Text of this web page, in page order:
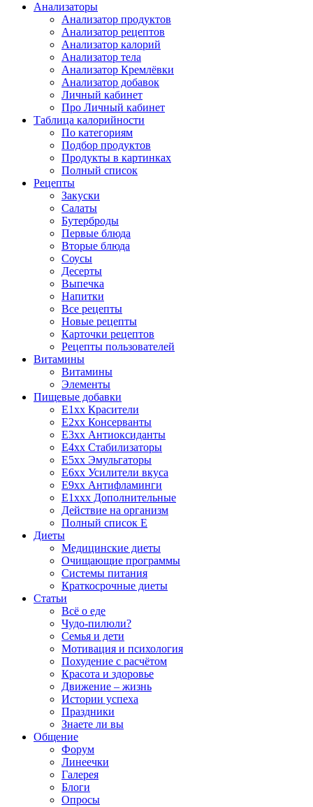
Анализаторы
Анализатор продуктов
Анализатор рецептов
Анализатор калорий
Анализатор тела
Анализатор Кремлёвки
Анализатор добавок
Личный кабинет
Про Личный кабинет
Таблица калорийности
По категориям
Подбор продуктов
Продукты в картинках
Полный список
Рецепты
Закуски
Салаты
Бутерброды
Первые блюда
Вторые блюда
Соусы
Десерты
Выпечка
Напитки
Все рецепты
Новые рецепты
Карточки рецептов
Рецепты пользователей
Витамины
Витамины
Элементы
Пищевые добавки
E1xx Красители
E2xx Консерванты
E3xx Антиоксиданты
E4xx Стабилизаторы
E5xx Эмульгаторы
E6xx Усилители вкуса
E9xx Антифламинги
E1xxx Дополнительные
Действие на организм
Полный список E
Диеты
Медицинские диеты
Очищающие программы
Системы питания
Краткосрочные диеты
Статьи
Всё о еде
Чудо-пилюли?
Семья и дети
Мотивация и психология
Похудение с расчётом
Красота и здоровье
Движение – жизнь
Истории успеха
Праздники
Знаете ли вы
Общение
Форум
Линеечки
Галерея
Блоги
Опросы